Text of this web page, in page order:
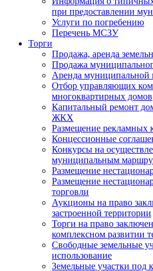
при предоставлении
Услуги по погребению
Перечень МСЗУ
Торги
Продажа, аренда
Продажа
Аренда муниципальной
Отбор управляющих
многоквартирных домов
Капитальный ремонт
ЖКХ
Размещение рекламных
Концессионные
Конкурсы на
муниципальным
Размещение
Размещение
торговли
Аукционы на право
застроенной территории
Торги на право
комплексном развитии
Свободные земельные
использование
Земельные участки под